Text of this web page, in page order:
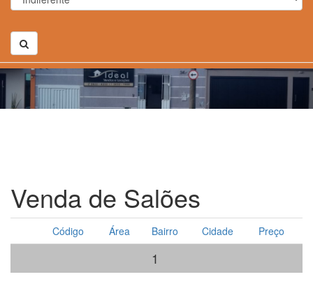
Venda de Salões
Código Área Bairro Cidade Preço
1